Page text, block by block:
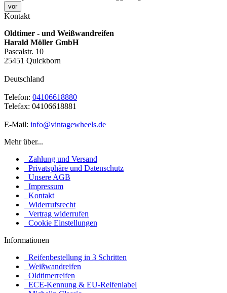
vor
Kontakt
Oldtimer - und Weißwandreifen
Harald Möller GmbH
Pascalstr. 10
25451 Quickborn
Deutschland
Telefon: 04106618880
Telefax: 04106618881
E-Mail: info@vintagewheels.de
Mehr über...
Zahlung und Versand
Privatsphäre und Datenschutz
Unsere AGB
Impressum
Kontakt
Widerrufsrecht
Vertrag widerrufen
Cookie Einstellungen
Informationen
Reifenbestellung in 3 Schritten
Weißwandreifen
Oldtimerreifen
ECE-Kennung & EU-Reifenlabel